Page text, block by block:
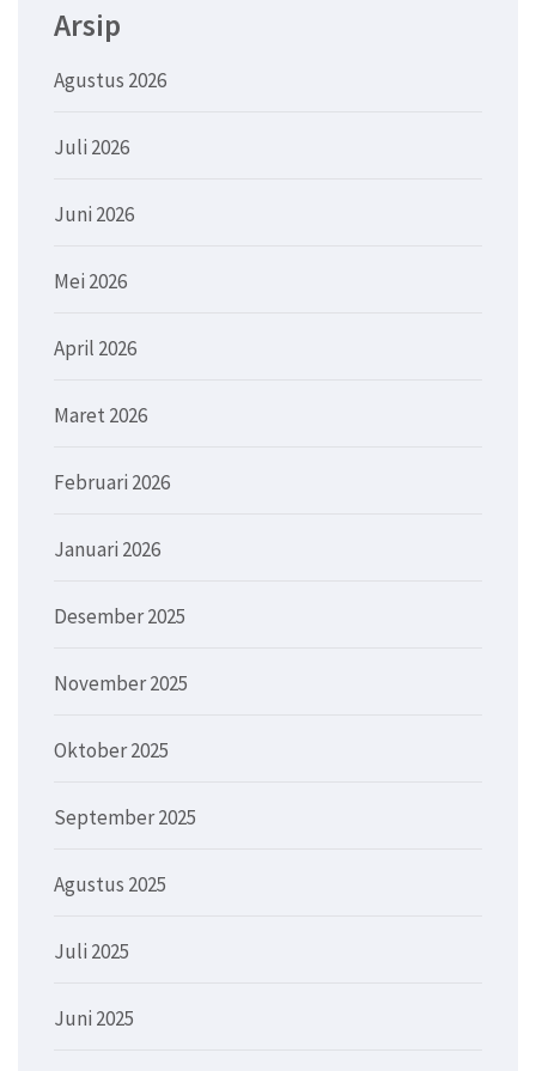
Arsip
Agustus 2026
Juli 2026
Juni 2026
Mei 2026
April 2026
Maret 2026
Februari 2026
Januari 2026
Desember 2025
November 2025
Oktober 2025
September 2025
Agustus 2025
Juli 2025
Juni 2025